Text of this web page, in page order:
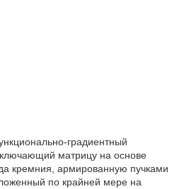
градиентный
матрицу на основе
кремния, армированную пучками
по крайней мере на